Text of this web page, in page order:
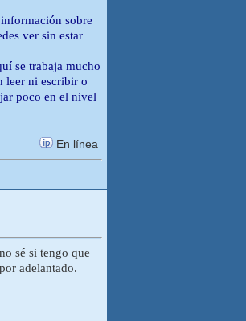
sobre
ver sin estar
se trabaja mucho
leer ni escribir o
poco en el nivel
En línea
sé si tengo que
adelantado.